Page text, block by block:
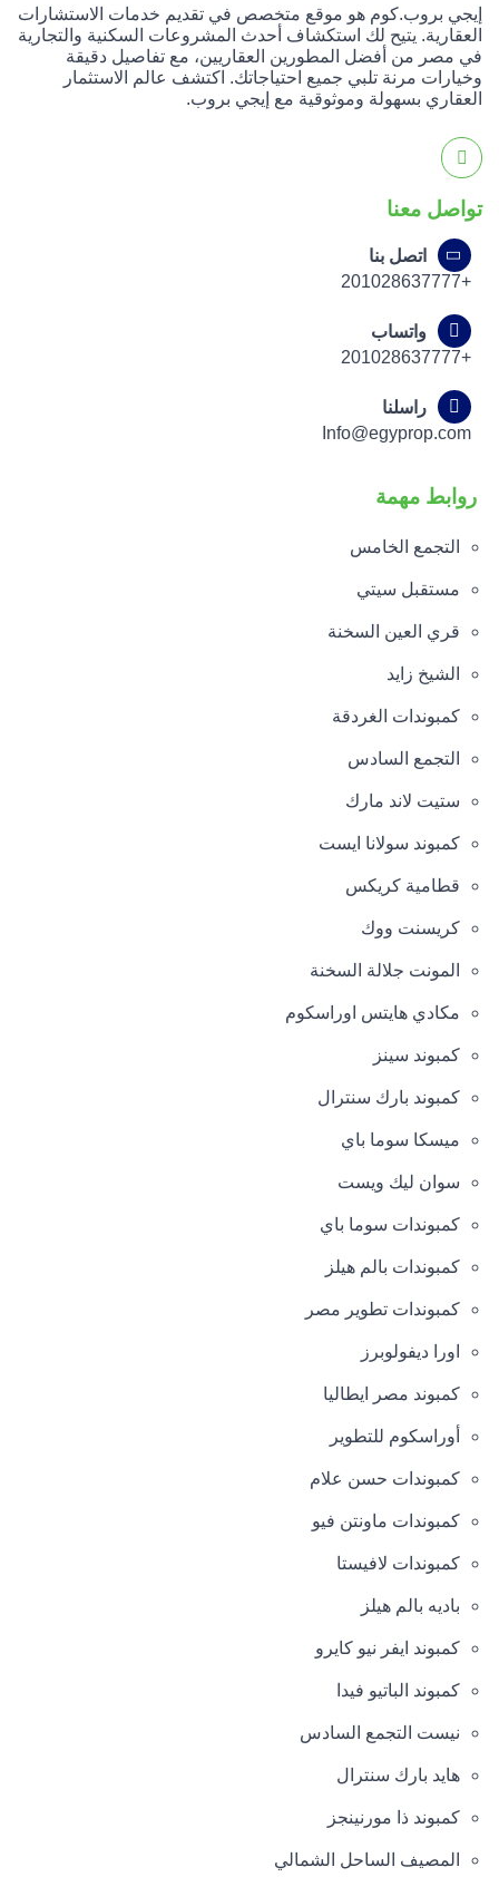
إيجي بروب.كوم هو موقع متخصص في تقديم خدمات الاستشارات
العقارية. يتيح لك استكشاف أحدث المشروعات السكنية والتجارية
في مصر من أفضل المطورين العقاريين، مع تفاصيل دقيقة
وخيارات مرنة تلبي جميع احتياجاتك. اكتشف عالم الاستثمار
العقاري بسهولة وموثوقية مع إيجي بروب.
تواصل معنا
اتصل بنا
+201028637777
واتساب
+201028637777
راسلنا
Info@egyprop.com
روابط مهمة
التجمع الخامس
مستقبل سيتي
قري العين السخنة
الشيخ زايد
كمبوندات الغردقة
التجمع السادس
ستيت لاند مارك
كمبوند سولانا ايست
قطامية كريكس
كريسنت ووك
المونت جلالة السخنة
مكادي هايتس اوراسكوم
كمبوند سينز
كمبوند بارك سنترال
ميسكا سوما باي
سوان ليك ويست
كمبوندات سوما باي
كمبوندات بالم هيلز
كمبوندات تطوير مصر
اورا ديفولوبرز
كمبوند مصر ايطاليا
أوراسكوم للتطوير
كمبوندات حسن علام
كمبوندات ماونتن فيو
كمبوندات لافيستا
باديه بالم هيلز
كمبوند ايفر نيو كايرو
كمبوند الباتيو فيدا
نيست التجمع السادس
هايد بارك سنترال
كمبوند ذا مورنينجز
المصيف الساحل الشمالي